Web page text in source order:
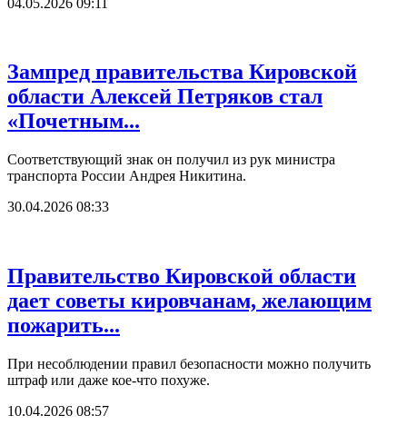
Зампред правительства Кировской
области Алексей Петряков стал
«Почетным...
Соответствующий знак он получил из рук министра
транспорта России Андрея Никитина.
30.04.2026 08:33
Правительство Кировской области
дает советы кировчанам, желающим
пожарить...
При несоблюдении правил безопасности можно получить
штраф или даже кое-что похуже.
10.04.2026 08:57